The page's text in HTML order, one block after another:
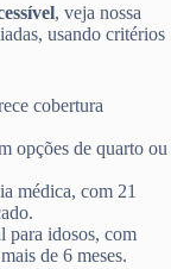
, veja nossa
usando critérios
cobertura
opções de quarto ou
médica, com 21
para idosos, com
de 6 meses.